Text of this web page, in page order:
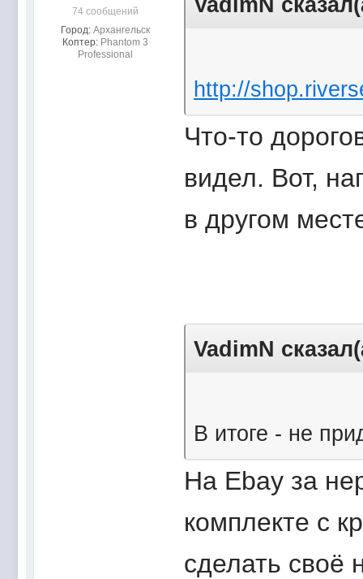
74 сообщений
Город: Архангельск
Коптер: Phantom 3
Professional
http://
Что-то
видел. Вот,
в другом
VadimN
В итоге - не
На Ebay за
комплекте с
сделать своё